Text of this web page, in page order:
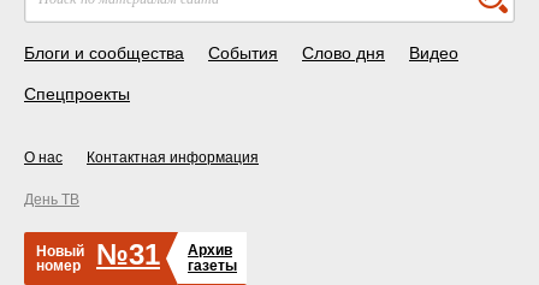
Блоги и сообщества События Слово дня Видео
Спецпроекты
О нас Контактная информация
День ТВ
Новый
номер
№31
Архив
газеты